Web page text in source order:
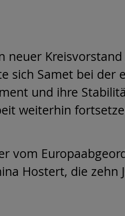
neuer
sich Samet bei der
und ihre
weiterhin
vom
Hostert, die zehn